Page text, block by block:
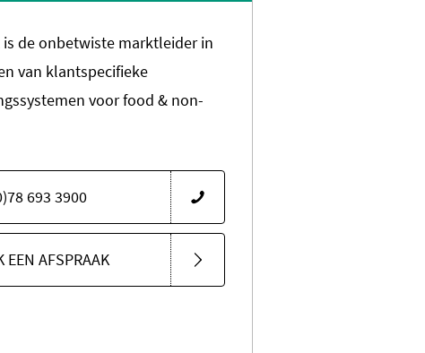
de onbetwiste marktleider in
van klantspecifieke
voor food & non-
693 3900
EEN AFSPRAAK